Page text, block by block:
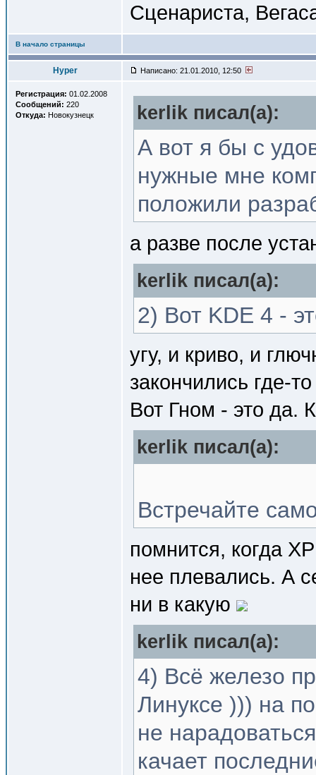
Сценариста,
В начало страницы
Hyper Написано: 21.01.2010, 12:50
Регистрация: 01.02.2008
Сообщений: 220
Откуда: Новокузнецк kerlik писал(a):
А вот я бы с
нужные мне
положили
а разве после
kerlik писал(a):
2) Вот KDE 4 -
угу, и криво, и
закончились где-
Вот Гном - это да.
kerlik писал(a):
Встречайте
помнится, когда
нее плевались. А
ни в какую
kerlik писал(a):
4) Всё железо
Линуксе ))) на
не
качает